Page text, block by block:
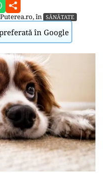
Puterea.ro, în SĂNĂTATE
în Google